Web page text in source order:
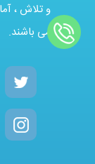
و تلاش ،
می باشند.